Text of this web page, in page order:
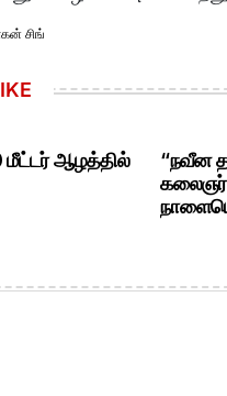
சிங்
மீட்டர் ஆழத்தில்
“நவீன